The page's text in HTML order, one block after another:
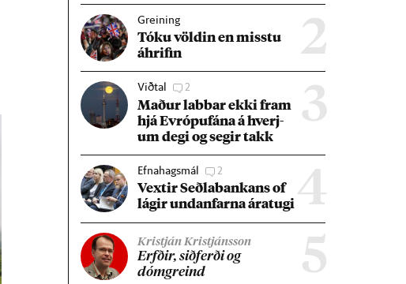
2
Greining
Tóku völd­in en misstu
áhrif­in
3
Viðtal 2
Mað­ur labb­ar ekki fram
hjá Evr­ópuf­ána á hverj­
um degi og seg­ir takk
4
Efnahagsmál 2
Vext­ir Seðla­bank­ans of
lág­ir und­an­farna ára­tugi
5
Kristján Kristjánsson
Erfð­ir, sið­ferði og
dómgreind